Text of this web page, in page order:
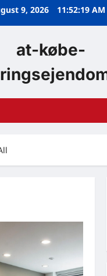
9, 2026 11:52:20 AM
at-købe-